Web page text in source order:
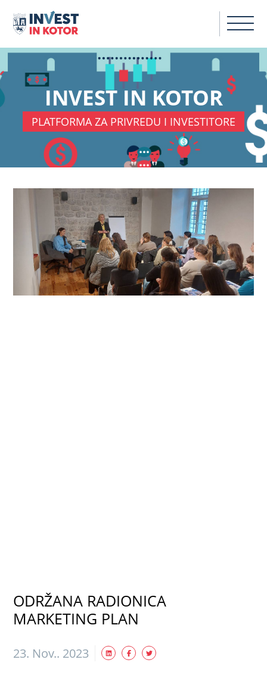
INVEST IN KOTOR
PLATFORMA ZA PRIVREDU I INVESTITORE
ODRŽANA RADIONICA
MARKETING PLAN
23. Nov.. 2023